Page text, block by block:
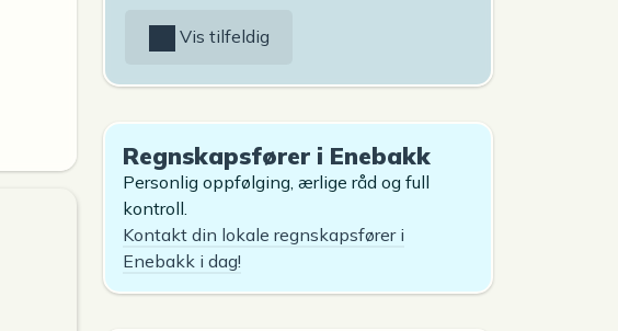
Vis tilfeldig
Regnskapsfører i Enebakk
Personlig oppfølging, ærlige råd og full
kontroll.
Kontakt din lokale regnskapsfører i
Enebakk i dag!